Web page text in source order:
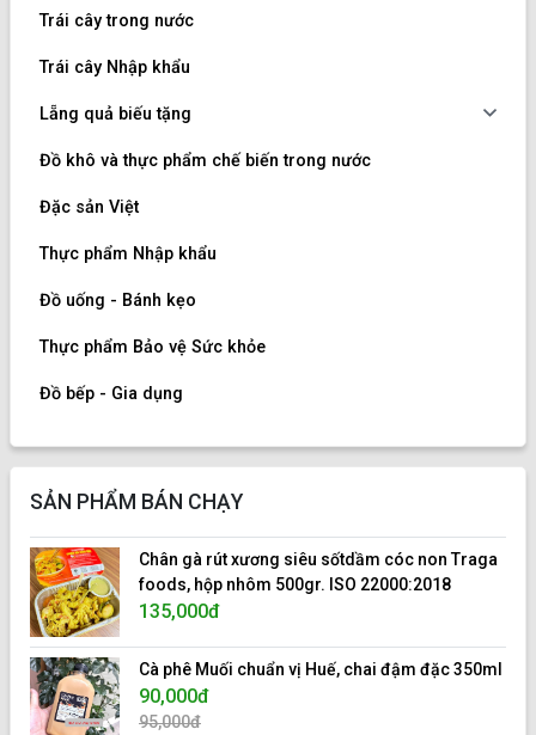
Trái cây trong nước
Trái cây Nhập khẩu
Lẵng quả biếu tặng
Đồ khô và thực phẩm chế biến trong nước
Đặc sản Việt
Thực phẩm Nhập khẩu
Đồ uống - Bánh kẹo
Thực phẩm Bảo vệ Sức khỏe
Đồ bếp - Gia dụng
SẢN PHẨM BÁN CHẠY
Chân gà rút xương siêu sốtdầm cóc non Traga
foods, hộp nhôm 500gr. ISO 22000:2018
135,000đ
Cà phê Muối chuẩn vị Huế, chai đậm đặc 350ml
90,000đ
95,000đ